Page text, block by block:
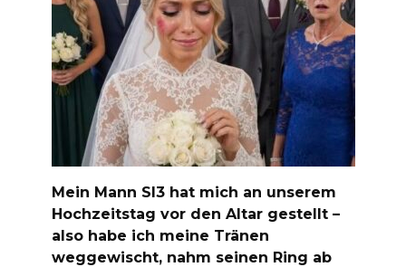
Mein Mann Sl3 hat mich an unserem
Hochzeitstag vor den Altar gestellt –
also habe ich meine Tränen
weggewischt, nahm seinen Ring ab